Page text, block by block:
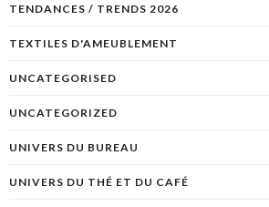
TENDANCES / TRENDS 2026
TEXTILES D'AMEUBLEMENT
UNCATEGORISED
UNCATEGORIZED
UNIVERS DU BUREAU
UNIVERS DU THÉ ET DU CAFÉ